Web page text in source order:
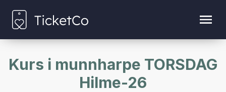
Kurs i munnharpe TORSDAG
Hilme-26